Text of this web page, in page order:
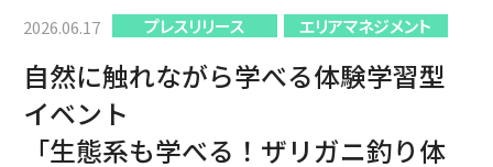
2026.06.17 プレスリリース エリアマネジメント
自然に触れながら学べる体験学習型
イベント
「生態系も学べる！ザリガニ釣り体